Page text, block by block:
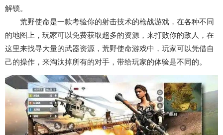
解锁。
荒野使命是一款考验你的射击技术的枪战游戏，在各种不同
的地图上，玩家可以免费获取超多的资源，来打败你的敌人，在
这里来找寻大量的武器资源，荒野使命游戏中，玩家可以凭借自
己的操作，来淘汰掉所有的对手，带给玩家的体验是不同的。